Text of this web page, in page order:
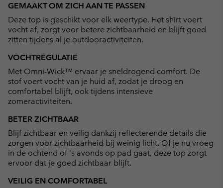
GEMAAKT OM ZICH AAN TE PASSEN
Deze top is geschikt voor elk weertype. Het shirt voert
vocht af, zorgt voor betere zichtbaarheid en blijft goed
zitten tijdens al je outdooractiviteiten.
VOCHTREGULATIE
Met Omni-Wick™ ervaar je sneldrogend comfort. De
stof voert vocht van je huid af, zodat je droog en
comfortabel blijft, ook tijdens intensieve
zomeractiviteiten.
BETER ZICHTBAAR
Blijf zichtbaar en veilig dankzij reflecterende details die
zorgen voor zichtbaarheid bij weinig licht. Of je nu vroeg
in de ochtend of 's avonds op pad gaat, deze top zorgt
ervoor dat je goed zichtbaar blijft.
VEILIG EN COMFORTABEL